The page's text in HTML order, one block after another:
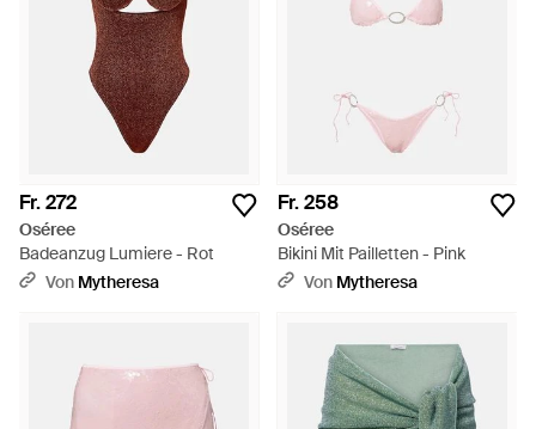
Fr. 272
Oséree
Badeanzug Lumiere - Rot
Von Mytheresa
Fr. 258
Oséree
Bikini Mit Pailletten - Pink
Von Mytheresa